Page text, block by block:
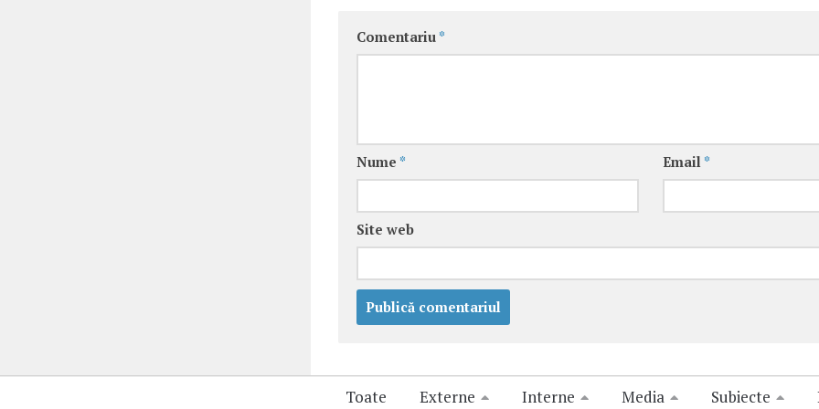
Comentariu *
Nume * Email *
Site web
Toate Externe Interne Media Subiecte